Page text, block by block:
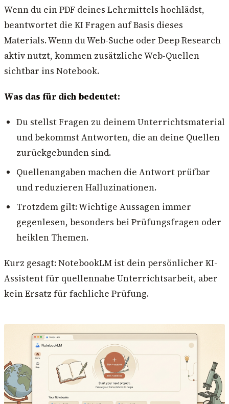
Wenn du ein PDF deines Lehrmittels hochlädst,
beantwortet die KI Fragen auf Basis dieses
Materials. Wenn du Web-Suche oder Deep Research
aktiv nutzt, kommen zusätzliche Web-Quellen
sichtbar ins Notebook.
Was das für dich bedeutet:
Du stellst Fragen zu deinem Unterrichtsmaterial
und bekommst Antworten, die an deine Quellen
zurückgebunden sind.
Quellenangaben machen die Antwort prüfbar
und reduzieren Halluzinationen.
Trotzdem gilt: Wichtige Aussagen immer
gegenlesen, besonders bei Prüfungsfragen oder
heiklen Themen.
Kurz gesagt: NotebookLM ist dein persönlicher KI-
Assistent für quellennahe Unterrichtsarbeit, aber
kein Ersatz für fachliche Prüfung.